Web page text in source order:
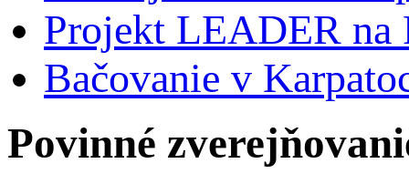
Projekt LEADER na
Bačovanie v
Povinné